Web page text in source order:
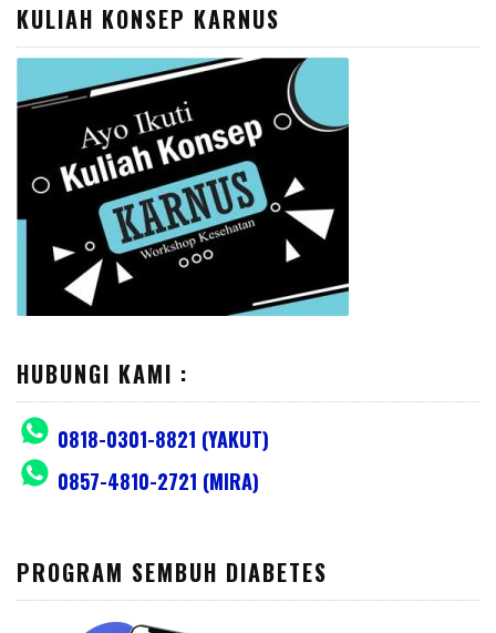
KULIAH KONSEP KARNUS
HUBUNGI KAMI :
0818-0301-8821 (YAKUT)
0857-4810-2721 (MIRA)
PROGRAM SEMBUH DIABETES